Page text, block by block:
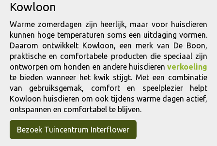
Kowloon
Warme zomerdagen zijn heerlijk, maar voor huisdieren
kunnen hoge temperaturen soms een uitdaging vormen.
Daarom ontwikkelt Kowloon, een merk van De Boon,
praktische en comfortabele producten die speciaal zijn
ontworpen om honden en andere huisdieren verkoeling
te bieden wanneer het kwik stijgt. Met een combinatie
van gebruiksgemak, comfort en speelplezier helpt
Kowloon huisdieren om ook tijdens warme dagen actief,
ontspannen en comfortabel te blijven.
Bezoek Tuincentrum Interflower